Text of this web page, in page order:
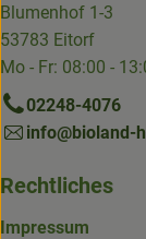
Blumenhof 1-3
53783 Eitorf
Mo - Fr: 08:00 -
02248-4076
info@bioland-
Rechtliches
Impressum